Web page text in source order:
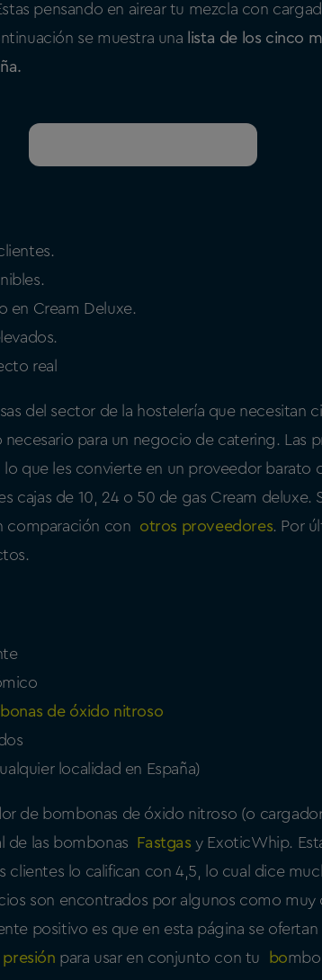
pensando en airear tu mezcla con
se muestra una lista de los cinco
en Cream Deluxe.
real
del sector de la hostelería que necesitan
para un negocio de catering. Las
que les convierte en un proveedor barato
cajas de 10, 24 o 50 de gas Cream
comparación con
otros proveedores . Por
de óxido nitroso
localidad en España)
de bombonas de óxido nitroso (o
de las bombonas
Fastgas y ExoticWhip.
clientes lo califican con 4,5, lo cual dice
son encontrados por algunos como muy
positivo es que en esta página se
para usar en conjunto con tu bo